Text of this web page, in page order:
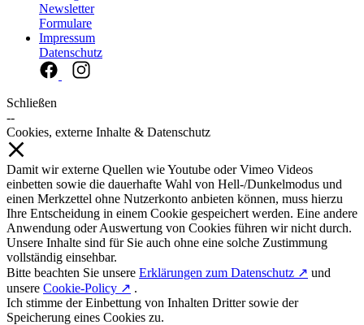
Newsletter
Formulare
Impressum
Datenschutz
Schließen
--
Cookies, externe Inhalte & Datenschutz
Damit wir externe Quellen wie Youtube oder Vimeo Videos
einbetten sowie die dauerhafte Wahl von Hell-/Dunkelmodus und
einen Merkzettel ohne Nutzerkonto anbieten können, muss hierzu
Ihre Entscheidung in einem Cookie gespeichert werden. Eine andere
Anwendung oder Auswertung von Cookies führen wir nicht durch.
Unsere Inhalte sind für Sie auch ohne eine solche Zustimmung
vollständig einsehbar.
Bitte beachten Sie unsere Erklärungen zum Datenschutz ↗ und
unsere Cookie-Policy ↗ .
Ich stimme der Einbettung von Inhalten Dritter sowie der
Speicherung eines Cookies zu.